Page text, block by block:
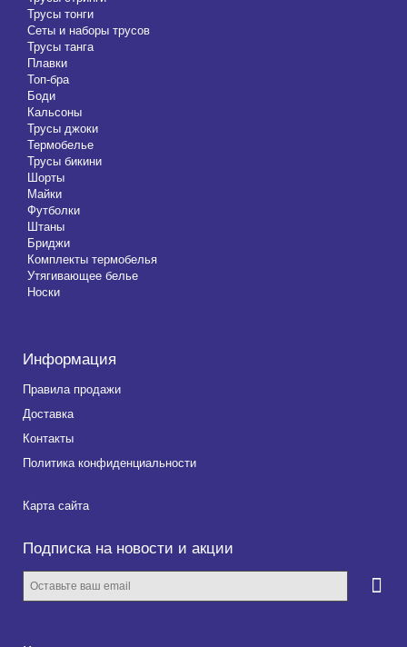
Трусы тонги
Сеты и наборы трусов
Трусы танга
Плавки
Топ-бра
Боди
Кальсоны
Трусы джоки
Термобелье
Трусы бикини
Шорты
Майки
Футболки
Штаны
Бриджи
Комплекты термобелья
Утягивающее белье
Носки
Информация
Правила продажи
Доставка
Контакты
Политика конфиденциальности
Карта сайта
Подписка на новости и акции